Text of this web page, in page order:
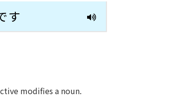
す
modifies a noun.